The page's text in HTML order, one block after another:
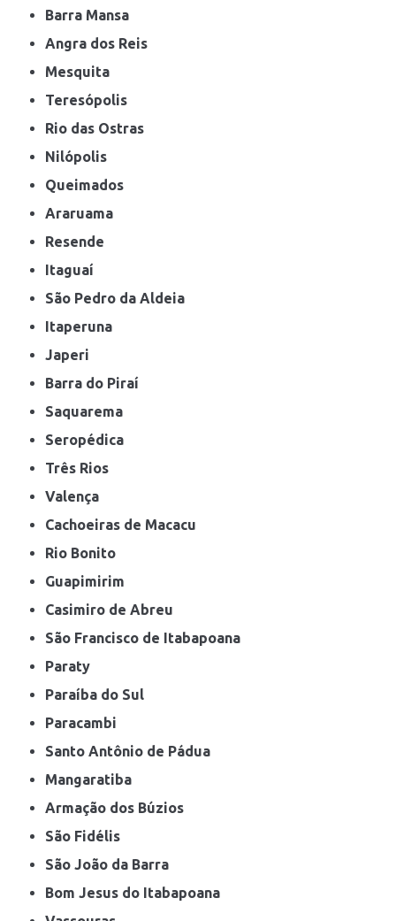
Barra Mansa
Angra dos Reis
Mesquita
Teresópolis
Rio das Ostras
Nilópolis
Queimados
Araruama
Resende
Itaguaí
São Pedro da Aldeia
Itaperuna
Japeri
Barra do Piraí
Saquarema
Seropédica
Três Rios
Valença
Cachoeiras de Macacu
Rio Bonito
Guapimirim
Casimiro de Abreu
São Francisco de Itabapoana
Paraty
Paraíba do Sul
Paracambi
Santo Antônio de Pádua
Mangaratiba
Armação dos Búzios
São Fidélis
São João da Barra
Bom Jesus do Itabapoana